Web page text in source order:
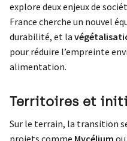
explore deux enjeux de
France cherche un nouvel
durabilité, et la
pour réduire l’empreinte
alimentation.
Territoires et
Sur le terrain, la transition
projets comme Mycélium ou